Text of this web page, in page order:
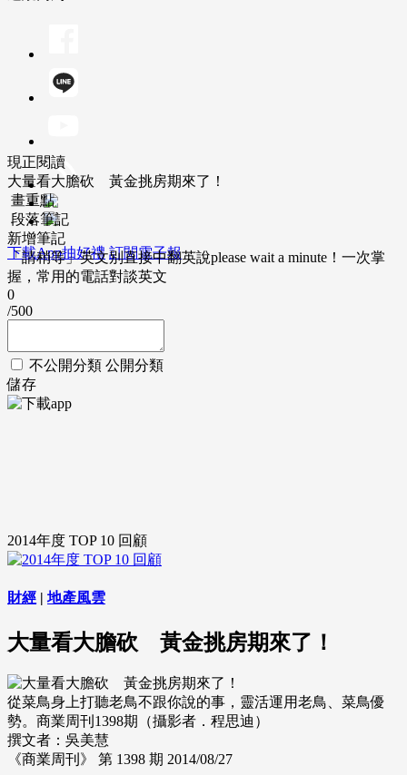
下載App抽好禮 訂閱電子報
現正閱讀
大量看大膽砍 黃金挑房期來了！
畫重點
段落筆記
新增筆記
「請稍等」英文別直接中翻英說please wait a minute！一次掌
握，常用的電話對談英文
0
/500
不公開分類 公開分類
儲存
2014年度 TOP 10 回顧
財經 | 地產風雲
大量看大膽砍 黃金挑房期來了！
從菜鳥身上打聽老鳥不跟你說的事，靈活運用老鳥、菜鳥優
勢。商業周刊1398期（攝影者．程思迪）
撰文者：吳美慧
《商業周刊》 第 1398 期 2014/08/27